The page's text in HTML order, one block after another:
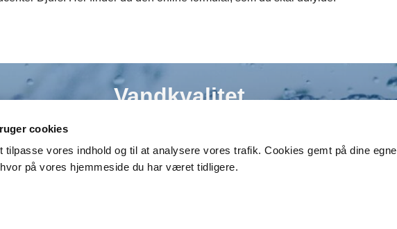
cookies
tilpasse vores indhold og til at analysere vores trafik. Cookies gemt på dine egne
på vores hjemmeside du har været tidligere.
Vandkvalitet
Gjerrild Vandværk.